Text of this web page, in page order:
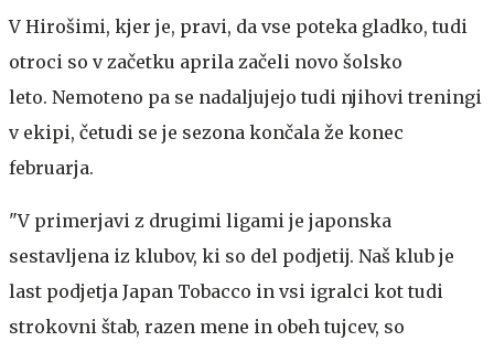
V Hirošimi, kjer je, pravi, da vse poteka gladko, tudi
otroci so v začetku aprila začeli novo šolsko
leto. Nemoteno pa se nadaljujejo tudi njihovi treningi
v ekipi, četudi se je sezona končala že konec
februarja.
"V primerjavi z drugimi ligami je japonska
sestavljena iz klubov, ki so del podjetij. Naš klub je
last podjetja Japan Tobacco in vsi igralci kot tudi
strokovni štab, razen mene in obeh tujcev, so